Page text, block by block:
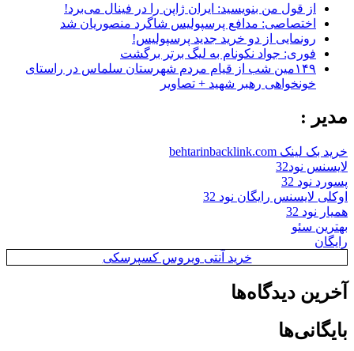
از قول من بنویسید: ایران ژاپن را در فینال می‌برد!
اختصاصی: مدافع پرسپولیس شاگرد منصوریان شد
رونمایی از دو خرید جدید پرسپولیس!
فوری: جواد نکونام به لیگ برتر برگشت
۱۴۹مین شب از قیام مردم شهرستان سلماس در راستای
خونخواهی رهبر شهید + تصاویر
مدیر :
خرید بک لینک behtarinbacklink.com
لایسنس نود32
پسورد نود 32
اوکلی لایسنس رایگان نود 32
همیار نود 32
بهترین سئو
رایگان
خرید آنتی ویروس کسپرسکی
آخرین دیدگاه‌ها
بایگانی‌ها